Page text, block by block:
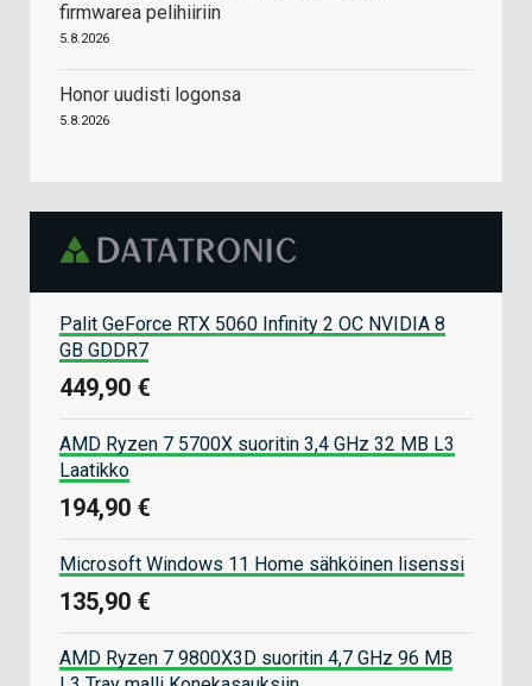
firmwarea pelihiiriin
5.8.2026
Honor uudisti logonsa
5.8.2026
Palit GeForce RTX 5060 Infinity 2 OC NVIDIA 8
GB GDDR7
449,90 €
AMD Ryzen 7 5700X suoritin 3,4 GHz 32 MB L3
Laatikko
194,90 €
Microsoft Windows 11 Home sähköinen lisenssi
135,90 €
AMD Ryzen 7 9800X3D suoritin 4,7 GHz 96 MB